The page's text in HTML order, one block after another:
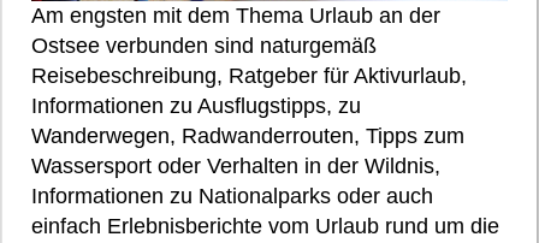
Am engsten mit dem Thema Urlaub an der
Ostsee verbunden sind naturgemäß
Reisebeschreibung, Ratgeber für Aktivurlaub,
Informationen zu Ausflugstipps, zu
Wanderwegen, Radwanderrouten, Tipps zum
Wassersport oder Verhalten in der Wildnis,
Informationen zu Nationalparks oder auch
einfach Erlebnisberichte vom Urlaub rund um die